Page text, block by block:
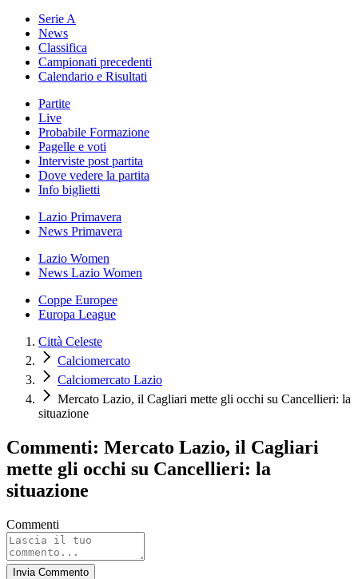
Serie A
News
Classifica
Campionati precedenti
Calendario e Risultati
Partite
Live
Probabile Formazione
Pagelle e voti
Interviste post partita
Dove vedere la partita
Info biglietti
Lazio Primavera
News Primavera
Lazio Women
News Lazio Women
Coppe Europee
Europa League
Città Celeste
Calciomercato
Calciomercato Lazio
Mercato Lazio, il Cagliari mette gli occhi su Cancellieri: la
situazione
Commenti: Mercato Lazio, il Cagliari
mette gli occhi su Cancellieri: la
situazione
Commenti
Invia Commento